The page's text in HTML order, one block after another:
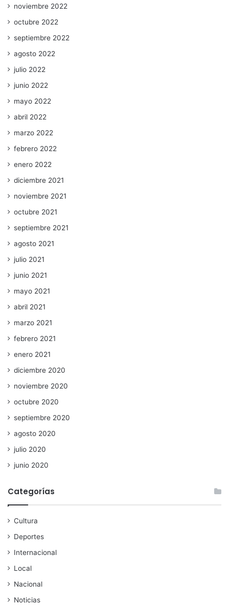
noviembre 2022
octubre 2022
septiembre 2022
agosto 2022
julio 2022
junio 2022
mayo 2022
abril 2022
marzo 2022
febrero 2022
enero 2022
diciembre 2021
noviembre 2021
octubre 2021
septiembre 2021
agosto 2021
julio 2021
junio 2021
mayo 2021
abril 2021
marzo 2021
febrero 2021
enero 2021
diciembre 2020
noviembre 2020
octubre 2020
septiembre 2020
agosto 2020
julio 2020
junio 2020
Categorías
Cultura
Deportes
Internacional
Local
Nacional
Noticias